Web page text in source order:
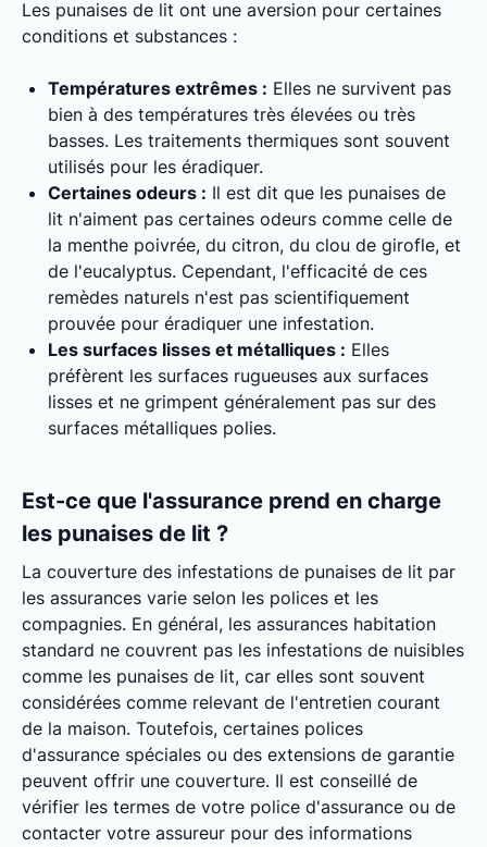
Les punaises de lit ont une aversion pour certaines
conditions et substances :
Températures extrêmes : Elles ne survivent pas
bien à des températures très élevées ou très
basses. Les traitements thermiques sont souvent
utilisés pour les éradiquer.
Certaines odeurs : Il est dit que les punaises de
lit n'aiment pas certaines odeurs comme celle de
la menthe poivrée, du citron, du clou de girofle, et
de l'eucalyptus. Cependant, l'efficacité de ces
remèdes naturels n'est pas scientifiquement
prouvée pour éradiquer une infestation.
Les surfaces lisses et métalliques : Elles
préfèrent les surfaces rugueuses aux surfaces
lisses et ne grimpent généralement pas sur des
surfaces métalliques polies.
Est-ce que l'assurance prend en charge
les punaises de lit ?
La couverture des infestations de punaises de lit par
les assurances varie selon les polices et les
compagnies. En général, les assurances habitation
standard ne couvrent pas les infestations de nuisibles
comme les punaises de lit, car elles sont souvent
considérées comme relevant de l'entretien courant
de la maison. Toutefois, certaines polices
d'assurance spéciales ou des extensions de garantie
peuvent offrir une couverture. Il est conseillé de
vérifier les termes de votre police d'assurance ou de
contacter votre assureur pour des informations